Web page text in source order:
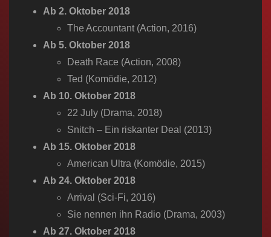
Ab 2. Oktober 2018
The Accountant (Action, 2016)
Ab 5. Oktober 2018
Death Race (Action, 2008)
Ted (Komödie, 2012)
Ab 10. Oktober 2018
22 July (Drama, 2018)
Snitch – Ein riskanter Deal (2013)
Ab 15. Oktober 2018
American Ultra (Komödie, 2015)
Ab 24. Oktober 2018
Arrival​ (Sci-Fi, 2016)
Sie nennen ihn Radio​ (Drama, 2003)
Ab 27. Oktober 2018